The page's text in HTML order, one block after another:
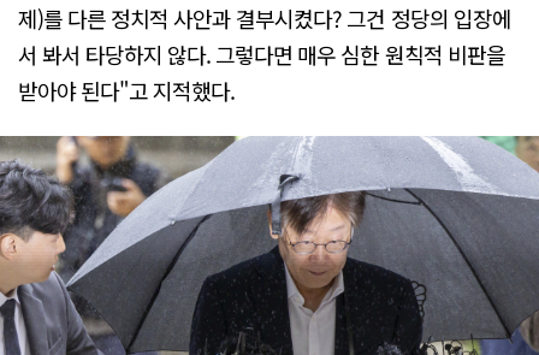
제)를 다른 정치적 사안과 결부시켰다? 그건 정당의 입장에
서 봐서 타당하지 않다. 그렇다면 매우 심한 원칙적 비판을
받아야 된다"고 지적했다.